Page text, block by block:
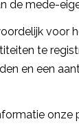
de mede-
voor
te
en een
onze